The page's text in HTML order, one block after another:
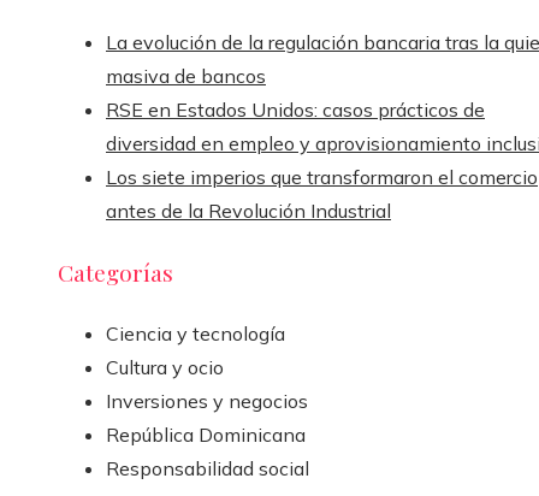
La evolución de la regulación bancaria tras la
masiva de bancos
RSE en Estados Unidos: casos prácticos de
diversidad en empleo y aprovisionamiento
Los siete imperios que transformaron el comercio
antes de la Revolución Industrial
Categorías
Ciencia y tecnología
Cultura y ocio
Inversiones y negocios
República Dominicana
Responsabilidad social